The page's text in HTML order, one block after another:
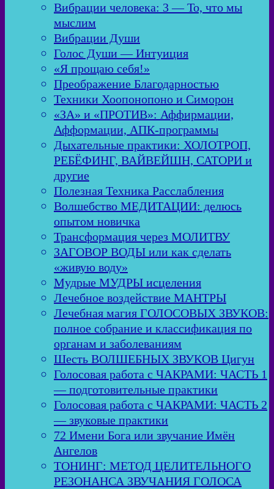
Вибрации человека: 3 — То, что мы
мыслим
Вибрации Души
Голос Души — Интуиция
«Я прощаю себя!»
Преображение Благодарностью
Техники Хоопонопоно и Симорон
«ЗА» и «ПРОТИВ»: Аффирмации,
Афформации, АПК-программы
Дыхательные практики: ХОЛОТРОП,
РЕБЁФИНГ, ВАЙВЕЙШН, САТОРИ и
другие
Полезная Техника Расслабления
Волшебство МЕДИТАЦИИ: делюсь
опытом новичка
Трансформация через МОЛИТВУ
ЗАГОВОР ВОДЫ или как сделать
«живую воду»
Мудрые МУДРЫ исцеления
Лечебное воздействие МАНТРЫ
Лечебная магия ГОЛОСОВЫХ ЗВУКОВ:
полное собрание и классификация по
органам и заболеваниям
Шесть ВОЛШЕБНЫХ ЗВУКОВ Цигун
Голосовая работа с ЧАКРАМИ: ЧАСТЬ 1
— подготовительные практики
Голосовая работа с ЧАКРАМИ: ЧАСТЬ 2
— звуковые практики
72 Имени Бога или звучание Имён
Ангелов
ТОНИНГ: МЕТОД ЦЕЛИТЕЛЬНОГО
РЕЗОНАНСА ЗВУЧАНИЯ ГОЛОСА